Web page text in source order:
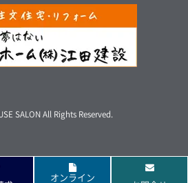
SALON All Rights Reserved.
オンライン